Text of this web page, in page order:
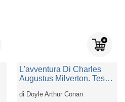
L'avventura Di Charles
Augustus Milverton. Testo
Bilingue
di Doyle Arthur Conan